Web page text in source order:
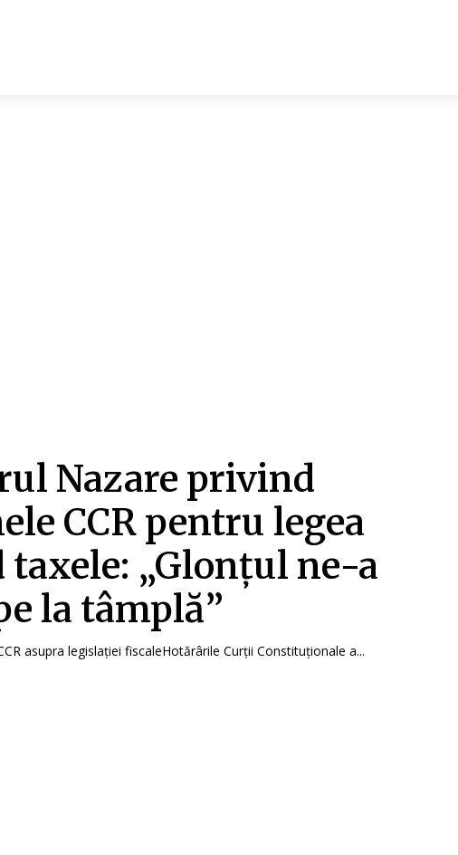
Nazare privind
CCR pentru legea
„Glonțul ne-a
la tâmplă”
asupra legislației fiscaleHotărârile Curții Constituționale a...